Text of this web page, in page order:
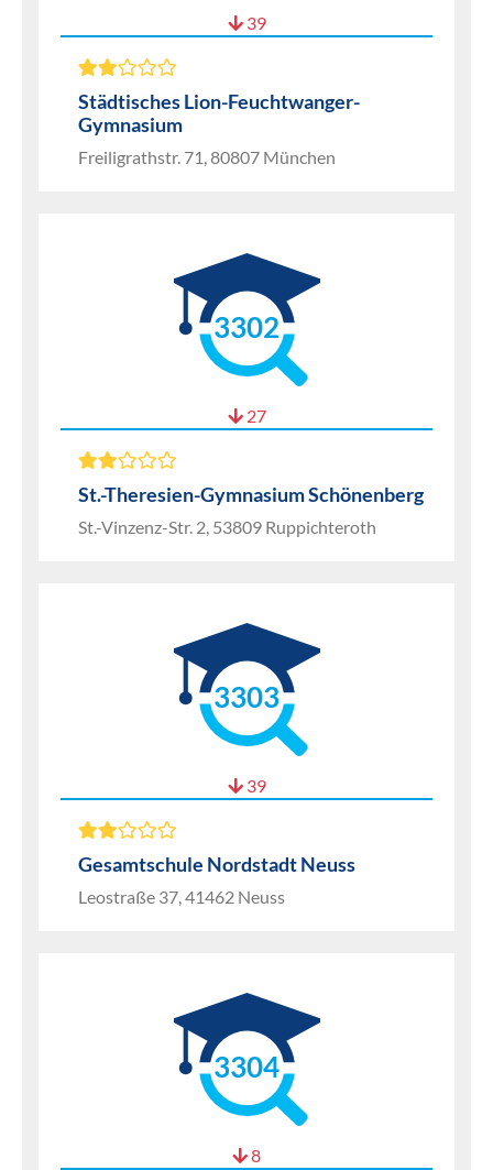
39
Städtisches Lion-Feuchtwanger-
Gymnasium
Freiligrathstr. 71, 80807 München
3302
27
St.-Theresien-Gymnasium Schönenberg
St.-Vinzenz-Str. 2, 53809 Ruppichteroth
3303
39
Gesamtschule Nordstadt Neuss
Leostraße 37, 41462 Neuss
3304
8